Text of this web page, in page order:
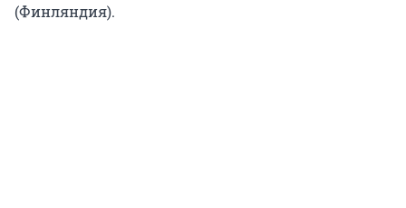
(Финляндия).